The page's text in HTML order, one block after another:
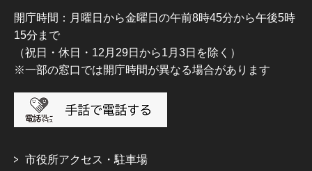
開庁時間：月曜日から金曜日の午前8時45分から午後5時
15分まで
（祝日・休日・12月29日から1月3日を除く）
※一部の窓口では開庁時間が異なる場合があります
市役所アクセス・駐車場